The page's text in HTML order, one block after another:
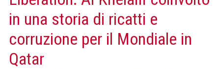
in una storia di ricatti e
corruzione per il Mondiale in
Qatar